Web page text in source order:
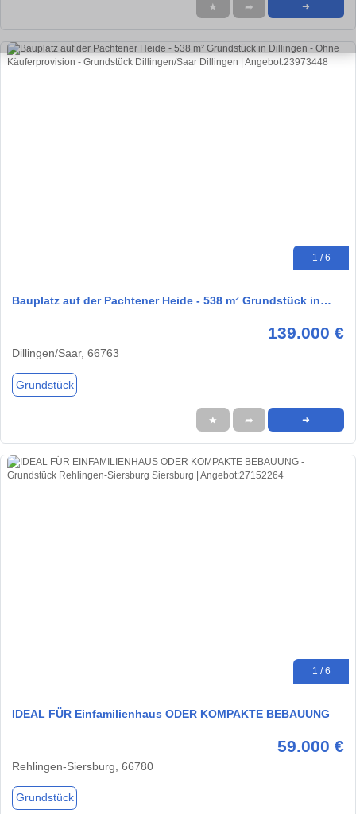
★ ➦ ➜
1 / 6
Bauplatz auf der Pachtener Heide - 538 m² Grundstück in…
139.000 €
Dillingen/Saar, 66763
Grundstück
★ ➦ ➜
1 / 6
IDEAL FÜR Einfamilienhaus ODER KOMPAKTE BEBAUUNG
59.000 €
Rehlingen-Siersburg, 66780
Grundstück